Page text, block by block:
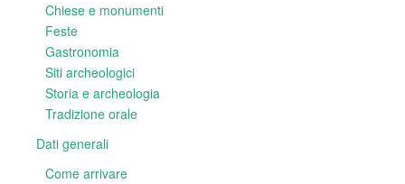
Chiese e monumenti
Feste
Gastronomia
Siti archeologici
Storia e archeologia
Tradizione orale
Dati generali
Come arrivare